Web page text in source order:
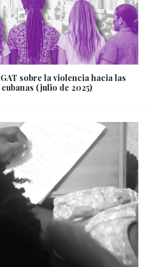
sobre la violencia hacia las
(julio de 2025)